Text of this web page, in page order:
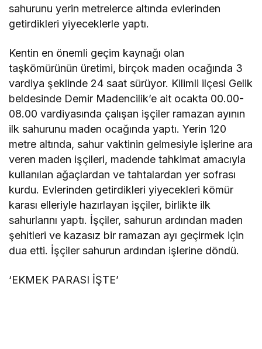
sahurunu yerin metrelerce altında evlerinden
getirdikleri yiyeceklerle yaptı.
Kentin en önemli geçim kaynağı olan
taşkömürünün üretimi, birçok maden ocağında 3
vardiya şeklinde 24 saat sürüyor. Kilimli ilçesi Gelik
beldesinde Demir Madencilik’e ait ocakta 00.00-
08.00 vardiyasında çalışan işçiler ramazan ayının
ilk sahurunu maden ocağında yaptı. Yerin 120
metre altında, sahur vaktinin gelmesiyle işlerine ara
veren maden işçileri, madende tahkimat amacıyla
kullanılan ağaçlardan ve tahtalardan yer sofrası
kurdu. Evlerinden getirdikleri yiyecekleri kömür
karası elleriyle hazırlayan işçiler, birlikte ilk
sahurlarını yaptı. İşçiler, sahurun ardından maden
şehitleri ve kazasız bir ramazan ayı geçirmek için
dua etti. İşçiler sahurun ardından işlerine döndü.
‘EKMEK PARASI İŞTE’